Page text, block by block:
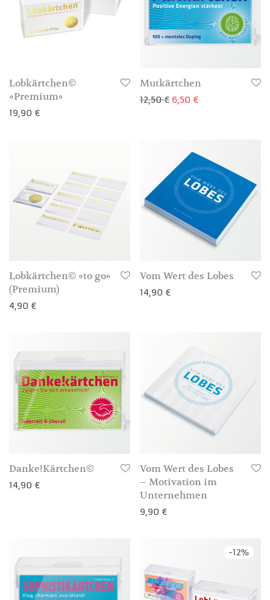
Lobkärtchen©
»Premium«
19,90 €
Mutkärtchen
12,50€ Ursprünglicher Preis
6,50 €Aktueller Preis
Lobkärtchen© »to go«
(Premium)
4,90 €
Vom Wert des Lobes
14,90 €
Danke!Kärtchen©
14,90 €
Vom Wert des Lobes
– Motivation im
Unternehmen
9,90 €
3-4 Werktage
-12%